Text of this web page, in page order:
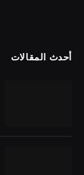
أحدث المقالات